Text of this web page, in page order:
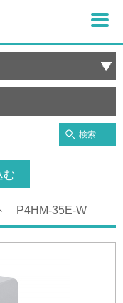
検索
む
P4HM-35E-W